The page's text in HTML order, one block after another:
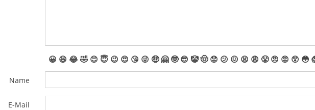
😀 😆 😂🤣 😊 😇 😉 😍 😘 😜 🤑 🤗 🤓 😎 🤡🤠 😟 😕 😖 😫 😩 😤 😠 😡 😲 😳
Name
E-Mail